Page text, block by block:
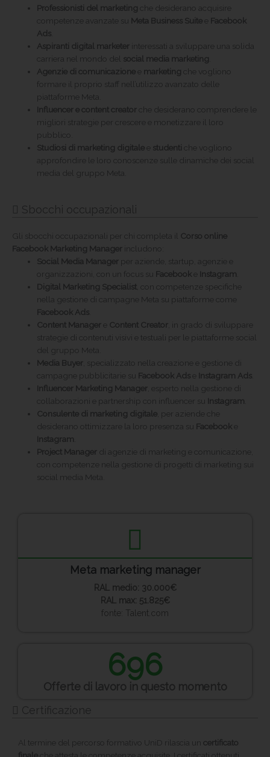
Professionisti del marketing che desiderano acquisire
competenze avanzate su Meta Business Suitee Facebook
Ads
Aspiranti digital marketer interessati a sviluppare una solida
carriera nel mondo del social media marketing
Agenzie di comunicazionee marketing che vogliono
formare il proprio staff nell’utilizzo avanzato delle
piattaforme Meta.
Influencer e content creator che desiderano comprendere le
migliori strategie per crescere e monetizzare il loro
pubblico.
Studiosi di marketing digitalee studenti che vogliono
approfondire le loro conoscenze sulle dinamiche dei social
media del gruppo Meta.
Sbocchi occupazionali
Gli sbocchi occupazionali per chi completa il Corso online
Facebook Marketing Manager includono:
Social Media Manager per aziende, startup, agenzie e
organizzazioni, con un focus su Facebook e Instagram
Digital Marketing Specialist , con competenze specifiche
nella gestione di campagne Meta su piattaforme come
Facebook Ads
Content Manager e Content Creator , in grado di sviluppare
strategie di contenuti visivi e testuali per le piattaforme social
del gruppo Meta.
Media Buyer , specializzato nella creazione e gestione di
campagne pubblicitarie su Facebook Adse Instagram Ads
Influencer Marketing Manager , esperto nella gestione di
collaborazioni e partnership con influencer su Instagram
Consulente di marketing digitale , per aziende che
desiderano ottimizzare la loro presenza su Facebook e
Instagram
Project Manager di agenzie di marketing e comunicazione,
con competenze nella gestione di progetti di marketing sui
social media Meta.
Meta marketing manager
RAL medio: 30.000€
RAL max: 51.825€
fonte: Talent.com
Offerte di lavoro in questo momento
696
Certificazione
Al termine del percorso formativo UniD rilascia un certificato